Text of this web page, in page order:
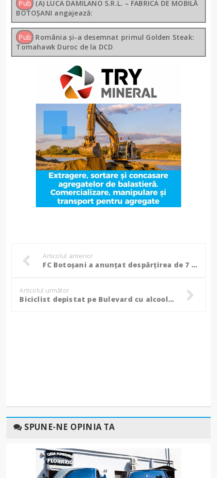
Pub (A) LUCA DAMILANO S.R.L. – FABRICA DE MOBILĂ
BOTOȘANI angajează:
Pub România și-a desemnat primul Golden Steak:
Tomahawk Duroc de la DCD
Articolul anterior
FC Botoșani a anunțat despărțirea de 7 jucători și un antrenor secund!
Articolul următor
Biciclist depistat pe Bulevard cu alcoolemie uriașă, polițiștii l-au amendat și pentru alte nereguli!
SPUNE-NE OPINIA TA